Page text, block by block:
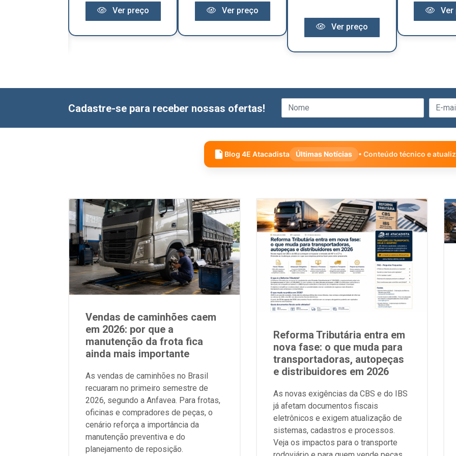
Ver preço Ver preço
Ver preço
Ver
Cadastre-se para receber nossas ofertas!
Blog 4E Atacadista Últimas Notícias • Conteúdo técnico e
Vendas de caminhões caem
em 2026: por que a
manutenção da frota fica
ainda mais importante
As vendas de caminhões no Brasil
recuaram no primeiro semestre de
2026, segundo a Anfavea. Para frotas,
oficinas e compradores de peças, o
cenário reforça a importância da
manutenção preventiva e do
planejamento de reposição.
Reforma Tributária entra em
nova fase: o que muda para
transportadoras, autopeças
e distribuidores em 2026
As novas exigências da CBS e do IBS
já afetam documentos fiscais
eletrônicos e exigem atualização de
sistemas, cadastros e processos.
Veja os impactos para o transporte